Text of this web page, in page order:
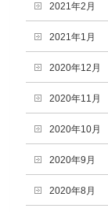
2021年2月
2021年1月
2020年12月
2020年11月
2020年10月
2020年9月
2020年8月